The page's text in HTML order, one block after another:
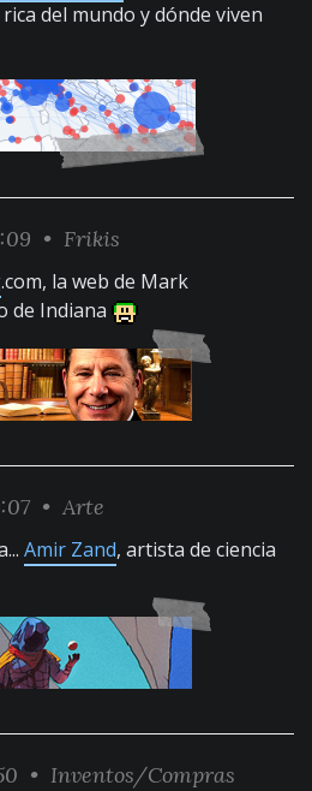
del mundo y dónde viven
• Frikis
.com, la web de Mark
de Indiana
• Arte
Amir Zand, artista de ciencia
• Inventos/Compras